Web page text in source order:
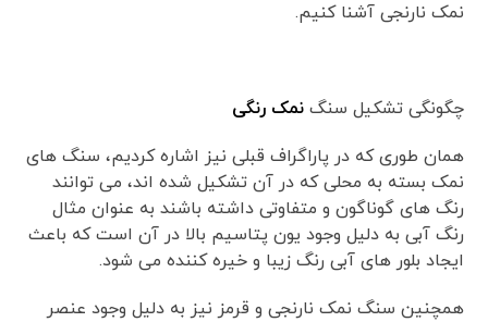
نمک نارنجی آشنا کنیم.
چگونگی تشکیل سنگنمک رنگی
همان طوری که در پاراگراف قبلی نیز اشاره کردیم، سنگ های
نمک بسته به محلی که در آن تشکیل شده اند، می توانند
رنگ های گوناگون و متفاوتی داشته باشند به عنوان مثال
رنگ آبی به دلیل وجود یون پتاسیم بالا در آن است که باعث
ایجاد بلور های آبی رنگ زیبا و خیره کننده می شود.
همچنین سنگ نمک نارنجی و قرمز نیز به دلیل وجود عنصر